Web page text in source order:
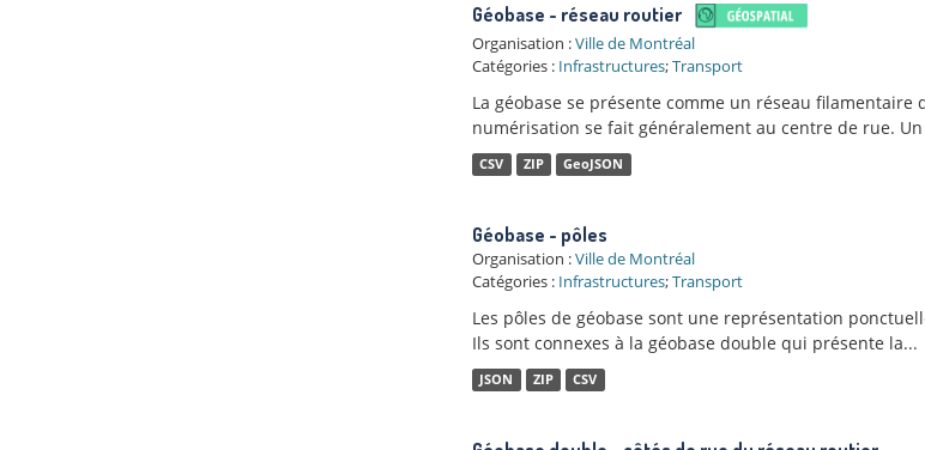
Géobase - réseau routier
Organisation :Ville de Montréal
Catégories : Infrastructures;Transport
La géobase se présente comme un réseau
numérisation se fait généralement au centre de rue.
CSV ZIP GeoJSON
Géobase - pôles
Organisation :Ville de Montréal
Catégories : Infrastructures;Transport
Les pôles de géobase sont une représentation
Ils sont connexes à la géobase double qui présente la...
JSON ZIP CSV